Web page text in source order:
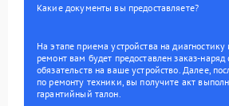
Какие документы вы предоставляете?
На этапе приема устройства на
ремонт вам будет предоставлен заказ-
обязательств на ваше устройство. Далее,
по ремонту техники, вы получите акт
гарантийный талон.